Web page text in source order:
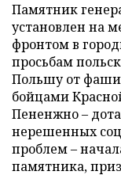
Памятник
установлен на
фронтом в
просьбам
Польшу от
бойцами
Пененжно –
нерешенных
проблем –
памятника,